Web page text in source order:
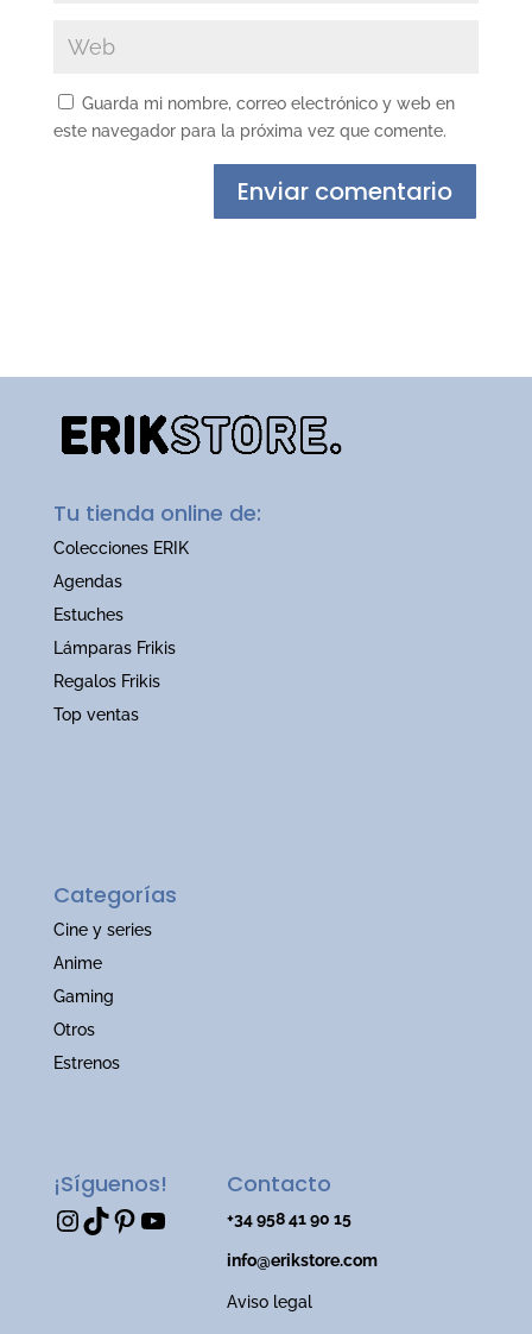
Guarda mi nombre, correo electrónico y web en
este navegador para la próxima vez que comente.
Tu tienda online de:
Colecciones ERIK
Agendas
Estuches
Lámparas Frikis
Regalos Frikis
Top ventas
Categorías
Cine y series
Anime
Gaming
Otros
Estrenos
¡Síguenos!
InstagramTikTok Pinterest YouTube
Contacto
+34 958 41 90 15
info@erikstore.com
Aviso legal